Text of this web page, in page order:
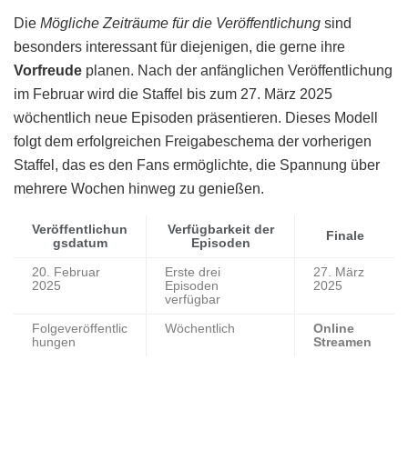
Die Mögliche Zeiträume für die Veröffentlichung sind
besonders interessant für diejenigen, die gerne ihre
Vorfreude planen. Nach der anfänglichen Veröffentlichung
im Februar wird die Staffel bis zum 27. März 2025
wöchentlich neue Episoden präsentieren. Dieses Modell
folgt dem erfolgreichen Freigabeschema der vorherigen
Staffel, das es den Fans ermöglichte, die Spannung über
mehrere Wochen hinweg zu genießen.
Veröffentlichun
gsdatum
Verfügbarkeit der
Episoden
Finale
20. Februar
2025
Erste drei
Episoden
verfügbar
27. März
2025
Folgeveröffentlic
hungen
Wöchentlich
Online
Streamen